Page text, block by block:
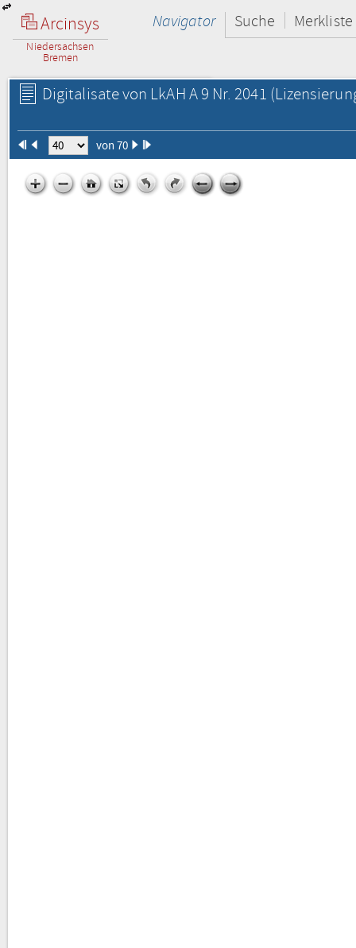
Arcinsys
Niedersachsen
Bremen
Navigator Suche Merkliste
Digitalisate von LkAH A 9 Nr. 2041
von 70